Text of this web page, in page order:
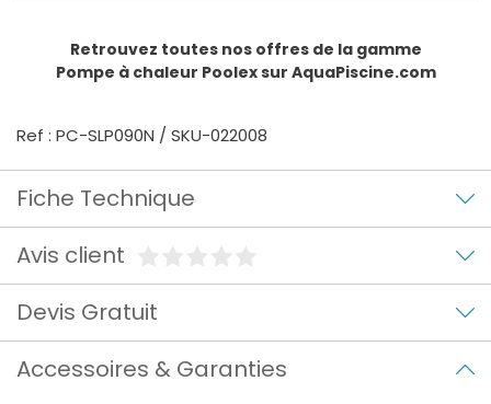
Retrouvez toutes nos offres de la gamme
Pompe à chaleur Poolexsur AquaPiscine.com
Ref : PC-SLP090N / SKU-022008
Fiche Technique
Avis client
Devis Gratuit
Accessoires & Garanties